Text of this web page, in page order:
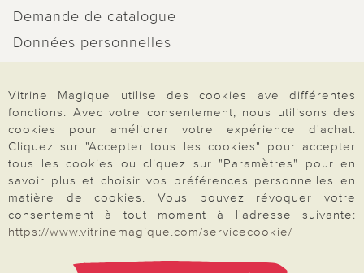
Demande de catalogue
Données personnelles
Rétractation
Paiement & Livraison
Vitrine Magique utilise des cookies ave différentes
fonctions. Avec votre consentement, nous utilisons des
cookies pour améliorer votre expérience d'achat.
Cliquez sur "Accepter tous les cookies" pour accepter
tous les cookies ou cliquez sur "Paramètres" pour en
savoir plus et choisir vos préférences personnelles en
matière de cookies. Vous pouvez révoquer votre
consentement à tout moment à l'adresse suivante:
https://www.vitrinemagique.com/servicecookie/